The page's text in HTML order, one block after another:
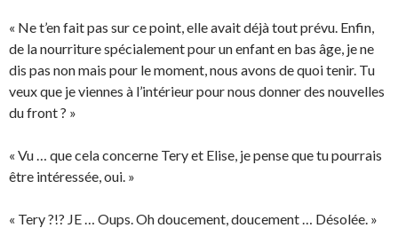
« Ne t’en fait pas sur ce point, elle avait déjà tout prévu. Enfin,
de la nourriture spécialement pour un enfant en bas âge, je ne
dis pas non mais pour le moment, nous avons de quoi tenir. Tu
veux que je viennes à l’intérieur pour nous donner des nouvelles
du front ? »
« Vu … que cela concerne Tery et Elise, je pense que tu pourrais
être intéressée, oui. »
« Tery ?!? JE … Oups. Oh doucement, doucement … Désolée. »